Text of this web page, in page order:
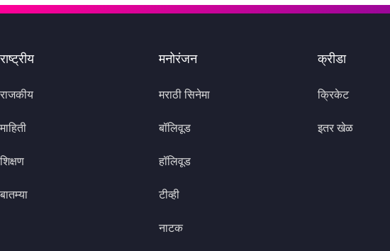
राष्ट्रीय
राजकीय
माहिती
शिक्षण
बातम्या
मनोरंजन
मराठी सिनेमा
बॉलिवूड
हॉलिवूड
टीव्ही
नाटक
क्रीडा
क्रिकेट
इतर खेळ